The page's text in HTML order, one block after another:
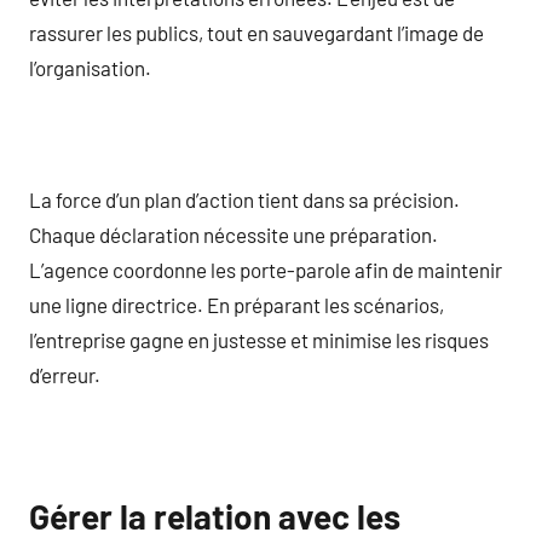
rassurer les publics, tout en sauvegardant l’image de
l’organisation.
La force d’un plan d’action tient dans sa précision.
Chaque déclaration nécessite une préparation.
L’agence coordonne les porte-parole afin de maintenir
une ligne directrice. En préparant les scénarios,
l’entreprise gagne en justesse et minimise les risques
d’erreur.
Gérer la relation avec les